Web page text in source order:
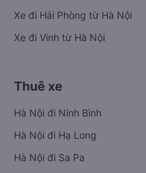
Xe đi Hải Phòng từ Hà Nội
Xe đi Vinh từ Hà Nội
Thuê xe
Hà Nội đi Ninh Bình
Hà Nội đi Hạ Long
Hà Nội đi Sa Pa